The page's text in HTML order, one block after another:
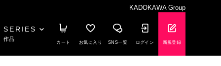
KADOKAWA Group
SERIES
作品
カート お気に入り SNS一覧 ログイン 新規登録